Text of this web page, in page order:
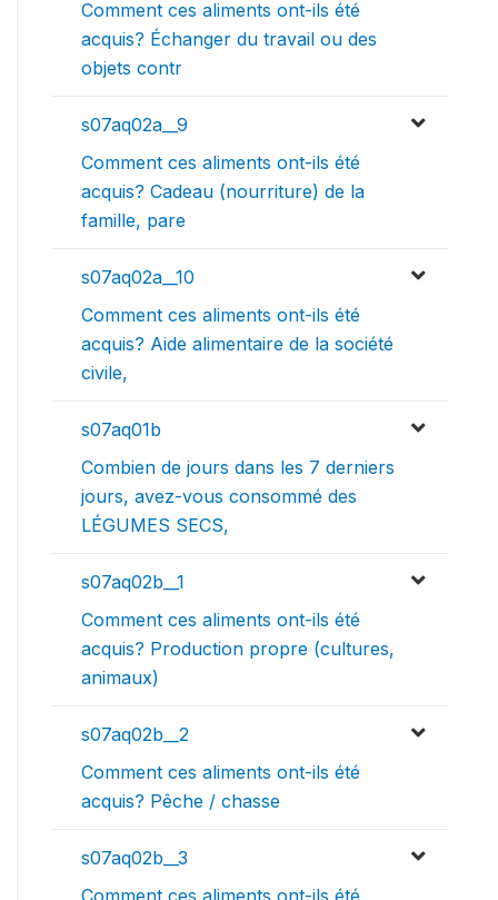
Comment ces aliments ont-ils été
acquis? Échanger du travail ou des
objets contr
s07aq02a__9
Comment ces aliments ont-ils été
acquis? Cadeau (nourriture) de la
famille, pare
s07aq02a__10
Comment ces aliments ont-ils été
acquis? Aide alimentaire de la société
civile,
s07aq01b
Combien de jours dans les 7 derniers
jours, avez-vous consommé des
LÉGUMES SECS,
s07aq02b__1
Comment ces aliments ont-ils été
acquis? Production propre (cultures,
animaux)
s07aq02b__2
Comment ces aliments ont-ils été
acquis? Pêche / chasse
s07aq02b__3
Comment ces aliments ont-ils été